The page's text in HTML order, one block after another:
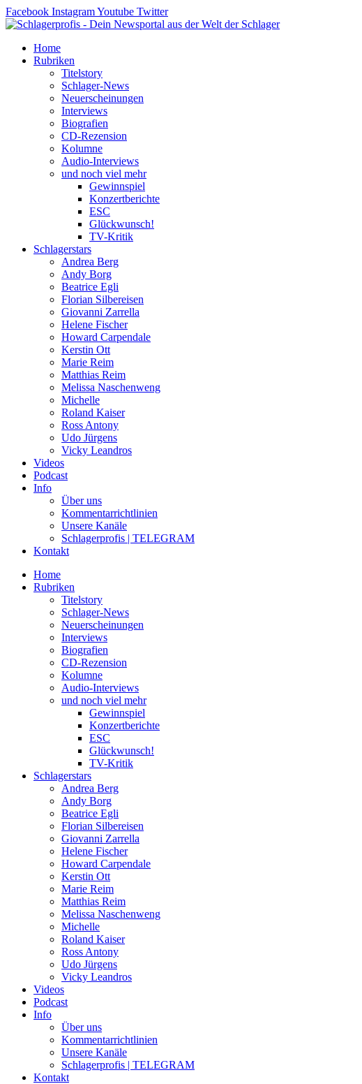
Zum
Inhalt
Facebook InstagramYoutube Twitter
Home
Rubriken
Titelstory
Schlager-News
Neuerscheinungen
Interviews
Biografien
CD-Rezension
Kolumne
Audio-Interviews
und noch viel mehr
Gewinnspiel
Konzertberichte
ESC
Glückwunsch!
TV-Kritik
Schlagerstars
Andrea Berg
Andy Borg
Beatrice Egli
Florian Silbereisen
Giovanni Zarrella
Helene Fischer
Howard Carpendale
Kerstin Ott
Marie Reim
Matthias Reim
Melissa Naschenweng
Michelle
Roland Kaiser
Ross Antony
Udo Jürgens
Vicky Leandros
Videos
Podcast
Info
Über uns
Kommentarrichtlinien
Unsere Kanäle
Schlagerprofis | TELEGRAM
Kontakt
Home
Rubriken
Titelstory
Schlager-News
Neuerscheinungen
Interviews
Biografien
CD-Rezension
Kolumne
Audio-Interviews
und noch viel mehr
Gewinnspiel
Konzertberichte
ESC
Glückwunsch!
TV-Kritik
Schlagerstars
Andrea Berg
Andy Borg
Beatrice Egli
Florian Silbereisen
Giovanni Zarrella
Helene Fischer
Howard Carpendale
Kerstin Ott
Marie Reim
Matthias Reim
Melissa Naschenweng
Michelle
Roland Kaiser
Ross Antony
Udo Jürgens
Vicky Leandros
Videos
Podcast
Info
Über uns
Kommentarrichtlinien
Unsere Kanäle
Schlagerprofis | TELEGRAM
Kontakt